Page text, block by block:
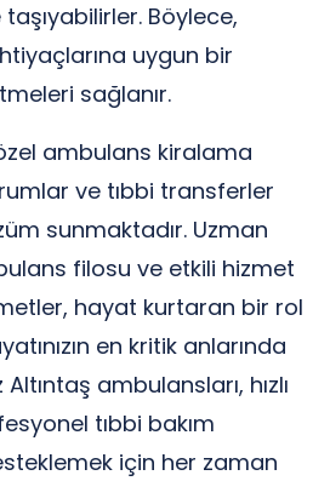
Böylece,
uygun bir
sağlanır.
ambulans kiralama
ve tıbbi transferler
sunmaktadır. Uzman
filosu ve etkili hizmet
hayat kurtaran bir rol
en kritik anlarında
ambulansları, hızlı
tıbbi bakım
için her zaman